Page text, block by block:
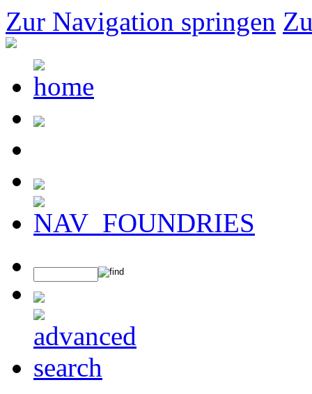
Zur Navigation springen